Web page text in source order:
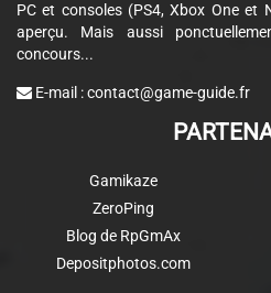
PC et consoles (PS4, Xbox One et
aperçu. Mais aussi
concours...
E-mail :contact@game-guide.fr
Gamikaze
ZeroPing
Blog de RpGmAx
Depositphotos.com